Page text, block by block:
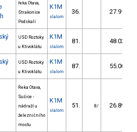
řeka Otava,
Strakonice
Podskalí
K1M
slalom
36. 27.91
USD Roztoky
u Ktivoklátu
K1M
slalom
81. 48.02
USD Roztoky
u Ktivoklátu
K1M
slalom
87. 55.00
Řeka Otava,
Sušice -
nádraží u
železničního
mostu
K1M
slalom
51. 8/ 26.89